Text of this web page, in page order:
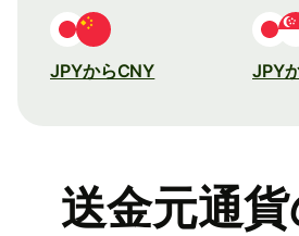
JPYからCNY JPY
送金元通